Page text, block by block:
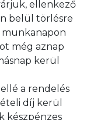
ellenkező
belül törlésre
munkanapon
még aznap
kerül
a rendelés
díj kerül
készpénzes